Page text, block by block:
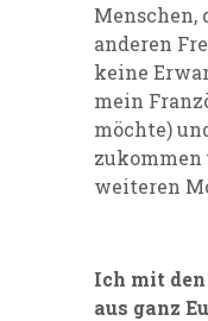
Menschen,
anderen
keine
mein
möchte)
zukommen
weiteren
Ich mit
aus ganz